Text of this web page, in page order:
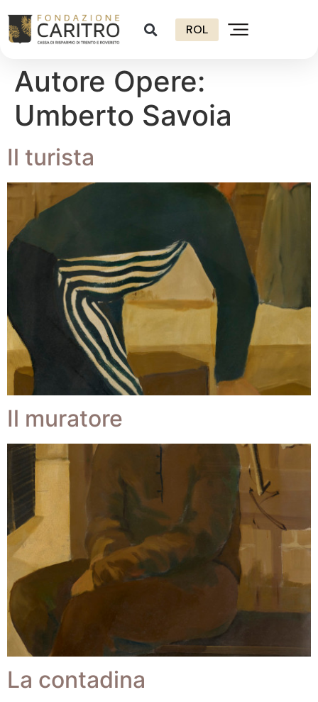
ROL
Autore Opere:
Umberto Savoia
Il turista
Il muratore
La contadina